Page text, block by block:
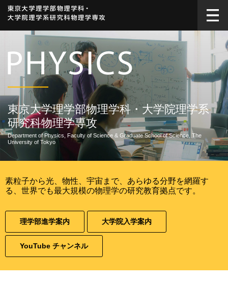
Prev Next
東京大学理学部物理学科・大学院理学系
研究科物理学専攻
Department of Physics, Faculty of Science & Graduate School of Science, The
University of Tokyo
素粒子から光、物性、宇宙まで、あらゆる分野を網羅す
る、世界でも最大規模の物理学の研究教育拠点です。
理学部進学案内 大学院入学案内
YouTube チャンネル